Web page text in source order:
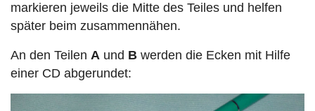
markieren jeweils die Mitte des Teiles und helfen
später beim zusammennähen.
An den Teilen A und B werden die Ecken mit Hilfe
einer CD abgerundet: